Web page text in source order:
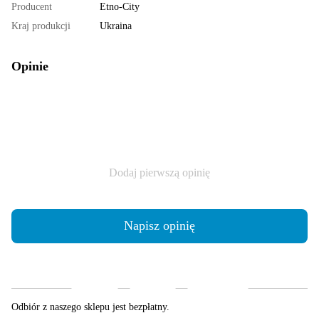
Producent
Etno-City
Kraj produkcji
Ukraina
Opinie
Dodaj pierwszą opinię
Napisz opinię
Odbiór z naszego sklepu jest bezpłatny.